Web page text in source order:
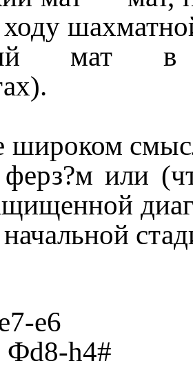
шахматной
быстрый мат
широком
или
e6